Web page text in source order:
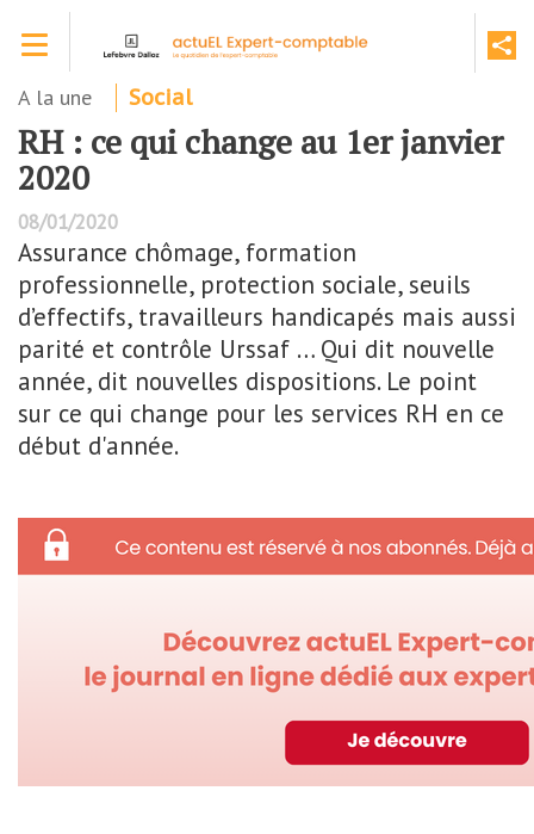
contenu
A la une Social
RH : ce qui change au 1er janvier
2020
08/01/2020
Assurance chômage, formation
professionnelle, protection sociale, seuils
d’effectifs, travailleurs handicapés mais aussi
parité et contrôle Urssaf … Qui dit nouvelle
année, dit nouvelles dispositions. Le point
sur ce qui change pour les services RH en ce
début d'année.